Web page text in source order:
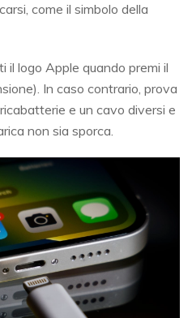
come il simbolo della
il logo Apple quando premi il
In caso contrario, prova
e un cavo diversi e
non sia sporca.